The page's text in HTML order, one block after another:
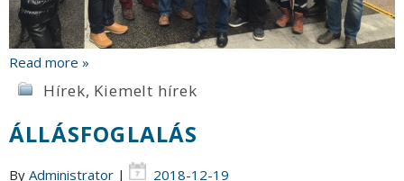
Read more »
Hírek, Kiemelt hírek
ÁLLÁSFOGLALÁS
By Administrator |
2018-12-19